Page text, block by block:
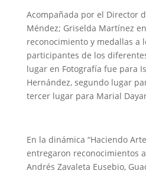
Acompañada por el Director
Méndez; Griselda Martínez
reconocimiento y medallas a
participantes de los
lugar en Fotografía fue para
Hernández, segundo lugar
tercer lugar para Marial
En la dinámica “Haciendo
entregaron reconocimientos
Andrés Zavaleta Eusebio,